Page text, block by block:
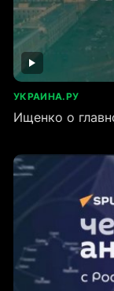
УКРАИНА.РУ
Ищенко о